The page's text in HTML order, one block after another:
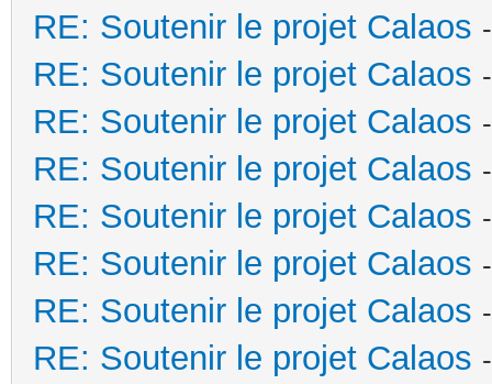
RE: Soutenir le projet Calaos
RE: Soutenir le projet Calaos
RE: Soutenir le projet Calaos
RE: Soutenir le projet Calaos
RE: Soutenir le projet Calaos
RE: Soutenir le projet Calaos
RE: Soutenir le projet Calaos
RE: Soutenir le projet Calaos